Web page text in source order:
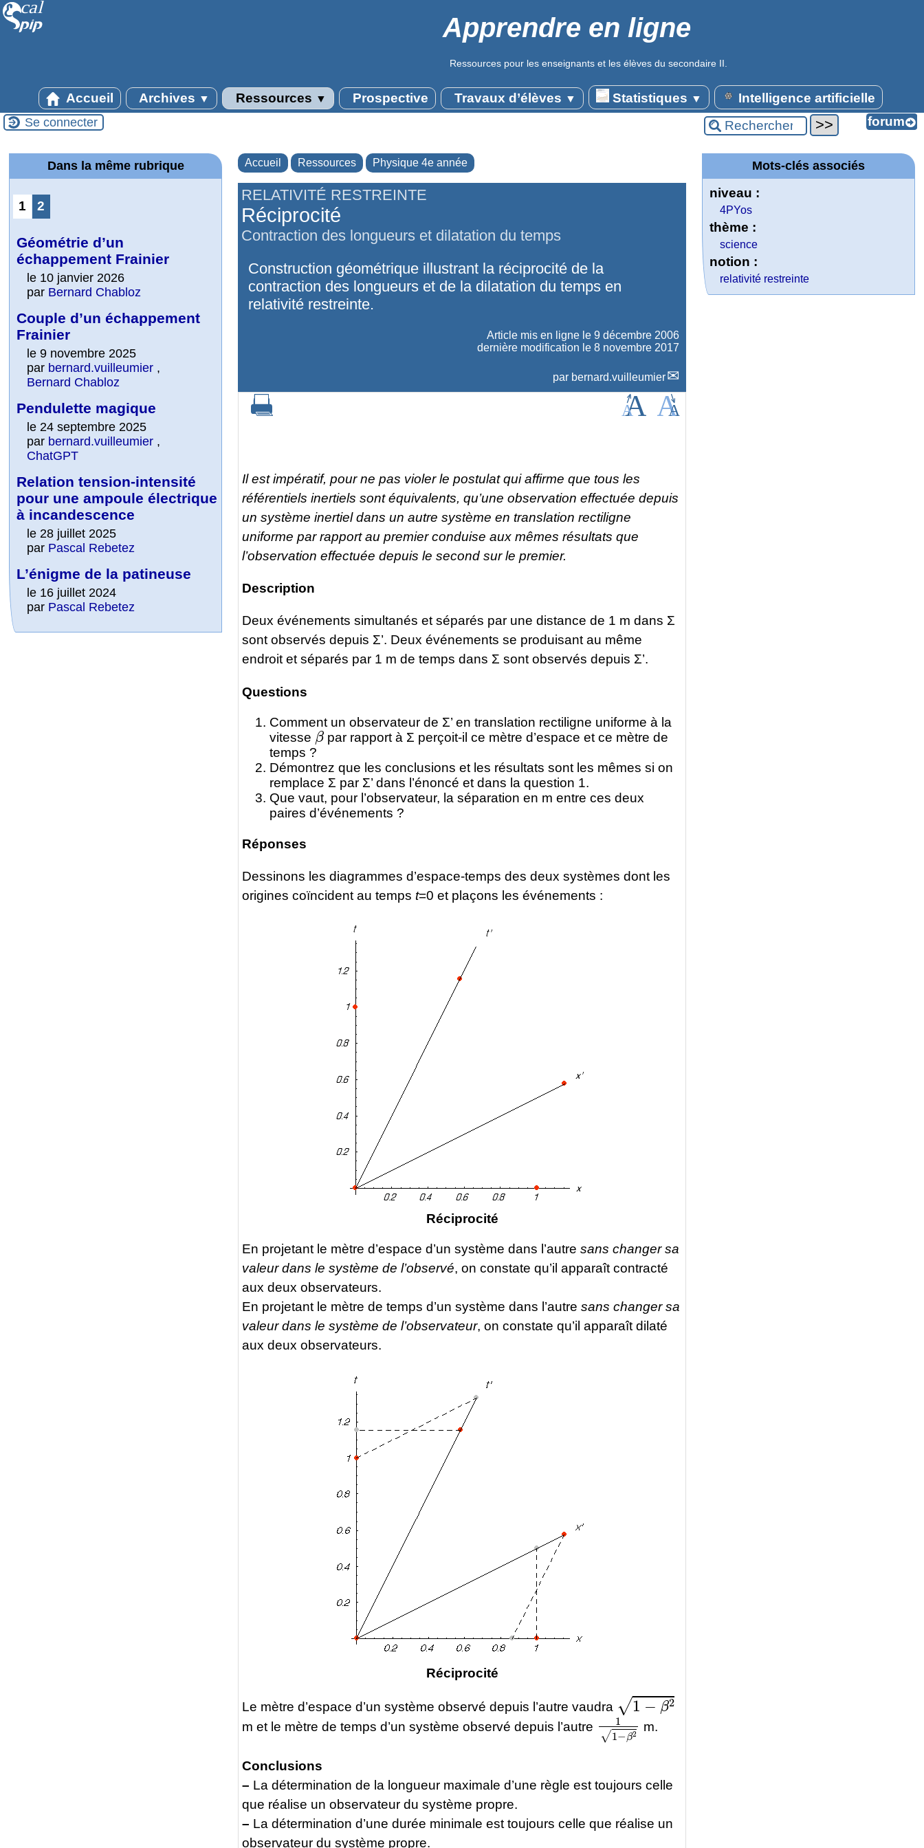
Apprendre en ligne
Ressources pour les enseignants et les élèves du secondaire II.
Accueil Archives ▼ Ressources ▼ Prospective Travaux d’élèves ▼ Statistiques ▼ Intelligence artificielle
Se connecter
Accueil Ressources Physique 4e année
RELATIVITÉ RESTREINTE
Réciprocité
Contraction des longueurs et dilatation du temps
Construction géométrique illustrant la réciprocité de la
contraction des longueurs et de la dilatation du temps en
relativité restreinte.
Article mis en ligne le 9 décembre 2006
dernière modification le 8 novembre 2017
par bernard.vuilleumier
Il est impératif, pour ne pas violer le postulat qui affirme que tous les
référentiels inertiels sont équivalents, qu’une observation effectuée depuis
un système inertiel dans un autre système en translation rectiligne
uniforme par rapport au premier conduise aux mêmes résultats que
l’observation effectuée depuis le second sur le premier.
Description
Deux événements simultanés et séparés par une distance de 1 m dans Σ
sont observés depuis Σ’. Deux événements se produisant au même
endroit et séparés par 1 m de temps dans Σ sont observés depuis Σ’.
Questions
Comment un observateur de Σ’ en translation rectiligne uniforme à la
vitesse
β
par rapport à Σ perçoit-il ce mètre d’espace et ce mètre de
temps ?
Démontrez que les conclusions et les résultats sont les mêmes si on
remplace Σ par Σ’ dans l’énoncé et dans la question 1.
Que vaut, pour l’observateur, la séparation en m entre ces deux
paires d’événements ?
Réponses
Dessinons les diagrammes d’espace-temps des deux systèmes dont les
origines coïncident au temps t=0 et plaçons les événements :
Réciprocité
En projetant le mètre d’espace d’un système dans l’autre sans changer sa
valeur dans le système de l’observé, on constate qu’il apparaît contracté
aux deux observateurs.
En projetant le mètre de temps d’un système dans l’autre sans changer sa
valeur dans le système de l’observateur, on constate qu’il apparaît dilaté
aux deux observateurs.
Réciprocité
Le mètre d’espace d’un système observé depuis l’autre vaudra
−β2
m et le mètre de temps d’un système observé depuis l’autre
11−β 2
m.
Conclusions
– La détermination de la longueur maximale d’une règle est toujours celle
que réalise un observateur du système propre.
– La détermination d’une durée minimale est toujours celle que réalise un
observateur du système propre.
Dans la même rubrique
1 2
Géométrie d’un
échappement Frainier
le 10 janvier 2026
par Bernard Chabloz
Couple d’un échappement
Frainier
le 9 novembre 2025
par bernard.vuilleumier ,
Bernard Chabloz
Pendulette magique
le 24 septembre 2025
par bernard.vuilleumier ,
ChatGPT
Relation tension-intensité
pour une ampoule électrique
à incandescence
le 28 juillet 2025
par Pascal Rebetez
L’énigme de la patineuse
le 16 juillet 2024
par Pascal Rebetez
Mots-clés associés
niveau :
4PYos
thème :
science
notion :
relativité restreinte